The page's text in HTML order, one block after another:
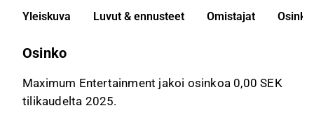
Yleiskuva Luvut & ennusteet Omistajat Osinko
Osinko
Maximum Entertainment jakoi osinkoa 0,00 SEK
tilikaudelta 2025.